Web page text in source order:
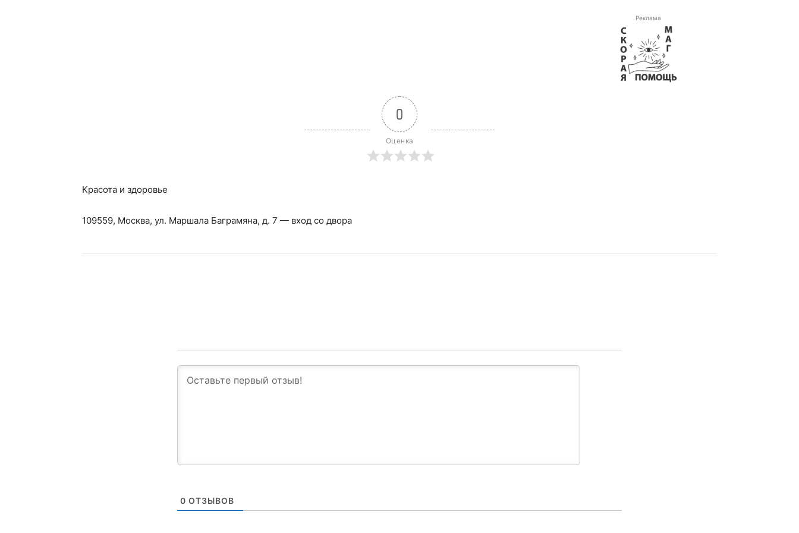
Реклама
0
Оценка
Красота и здоровье
109559, Москва, ул. Маршала Баграмяна, д. 7 — вход со двора
0 ОТЗЫВОВ